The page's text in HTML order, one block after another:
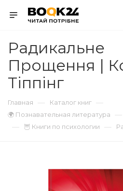
Радикальне
Прощення |
Тіппінг
Главная — Каталог книг —
🌍 Познавательная литература —
— 🦉 Книги по психологии —